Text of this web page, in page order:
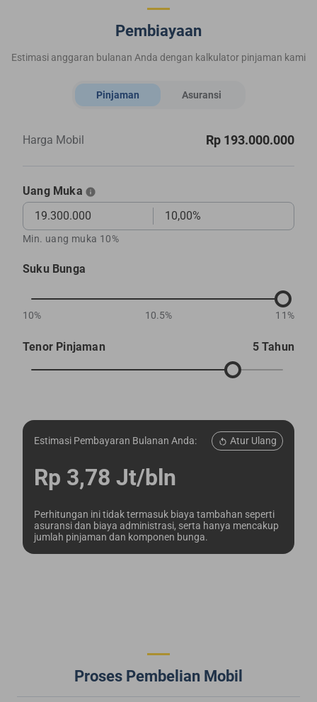
Pembiayaan
Estimasi anggaran bulanan Anda dengan kalkulator pinjaman kami
Pinjaman Asuransi
Harga Mobil Rp 193.000.000
Uang Muka
Min. uang muka 10%
Suku Bunga
10% 10.5% 11%
Tenor Pinjaman 5 Tahun
Estimasi Pembayaran Bulanan Anda: Atur Ulang
Rp 3,78 Jt/bln
Perhitungan ini tidak termasuk biaya tambahan seperti
asuransi dan biaya administrasi, serta hanya mencakup
jumlah pinjaman dan komponen bunga.
Proses Pembelian Mobil